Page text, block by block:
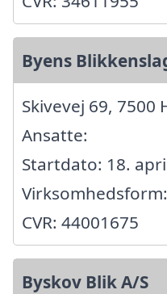
Byens
Skivevej 69, 7500
Ansatte:
Startdato: 18.
CVR: 44001675
Byskov Blik A/S